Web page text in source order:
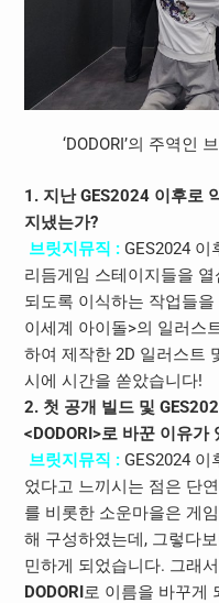
‘DODORI’의 주역인
1. 지난 GES2024 이후로
지냈는가?
브릿지뮤직 :GES2024 이
리듬게임 스테이지들을
되도록 이식하는 작업들
이세계 아이돌>의 일러스
하여 제작한 2D 일러스트
시에 시간을 쏟았습니다!
2. 첫 공개 빌드 및
<DODORI>로 바꾼 이유가
브릿지뮤직 :GES2024 이
었다고 느끼시는 점은 단연
를 비롯한 소운마을은 게
해 구성하였는데, 그렇다
민하게 되었습니다. 그래
DODORI로 이름을 바꾸게